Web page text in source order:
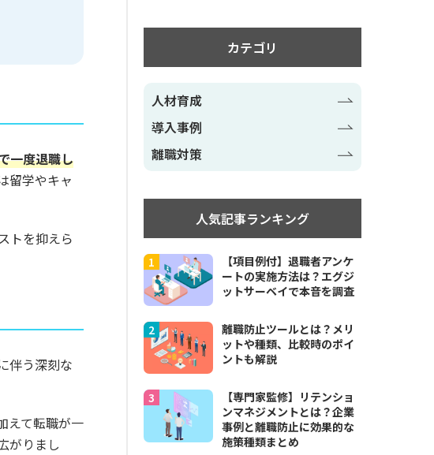
一度退職し
留学やキャ
トを抑えら
伴う深刻な
えて転職が一
がりまし
カテゴリ
人材育成
導入事例
離職対策
人気記事ランキング
【項目例付】退職者アンケ
ートの実施方法は？エグジ
ットサーベイで本音を調査
離職防止ツールとは？メリ
ットや種類、比較時のポイ
ントも解説
【専門家監修】リテンショ
ンマネジメントとは？企業
事例と離職防止に効果的な
施策種類まとめ